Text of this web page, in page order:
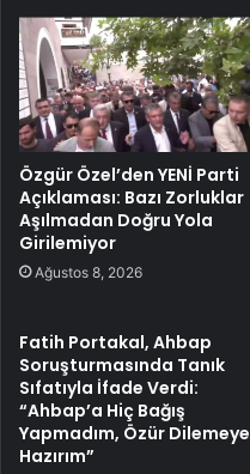
Özgür Özel’den YENİ Parti
Açıklaması: Bazı Zorluklar
Aşılmadan Doğru Yola
Girilemiyor
Ağustos 8, 2026
Fatih Portakal, Ahbap
Soruşturmasında Tanık
Sıfatıyla İfade Verdi:
“Ahbap’a Hiç Bağış
Yapmadım, Özür Dilemeye
Hazırım”